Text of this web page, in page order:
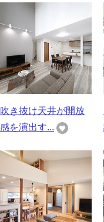
吹き抜け天井が開放
感を演出す...